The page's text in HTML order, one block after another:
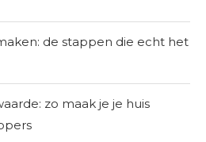
de stappen die echt het
zo maak je je huis